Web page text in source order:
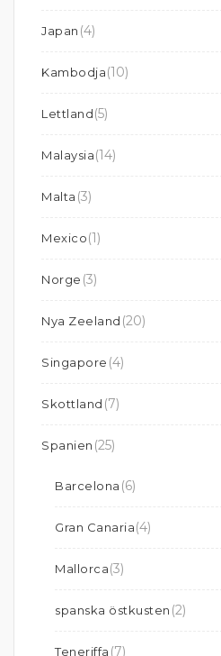
Japan (4)
Kambodja(10)
Lettland(5)
Malaysia(14)
Malta (3)
Mexico(1)
Norge (3)
Nya Zeeland (20)
Singapore (4)
Skottland (7)
Spanien (25)
Barcelona (6)
Gran Canaria(4)
Mallorca(3)
spanska östkusten (2)
Teneriffa (7)